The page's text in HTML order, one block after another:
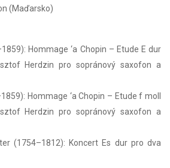
(Maďarsko)
Hommage ‘a Chopin – Etude E dur
Herdzin pro sopránový saxofon a
Hommage ‘a Chopin – Etude f moll
Herdzin pro sopránový saxofon a
(1754–1812): Koncert Es dur pro dva